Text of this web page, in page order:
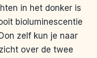
in het donker is
bioluminescentie
zelf kun je naar
over de twee